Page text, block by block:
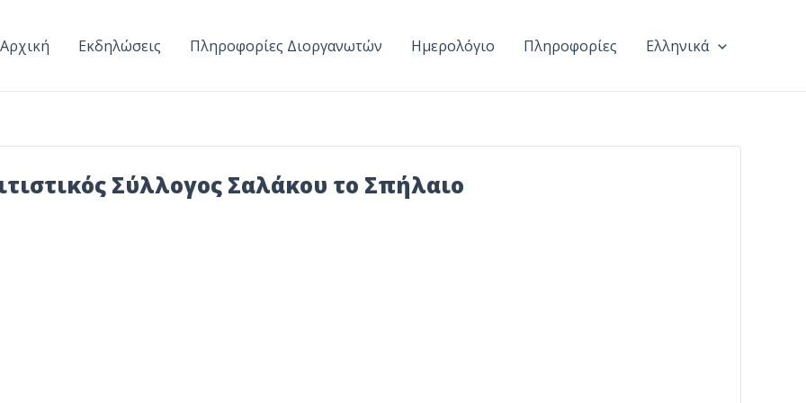
Αρχική Εκδηλώσεις Πληροφορίες Διοργανωτών Ημερολόγιο Πληροφορίες Ελληνικά
Σύλλογος Σαλάκου το Σπήλαιο